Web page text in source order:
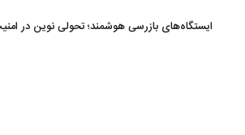
ایستگاه‌های بازرسی هوشمند؛ تحولی نوین در